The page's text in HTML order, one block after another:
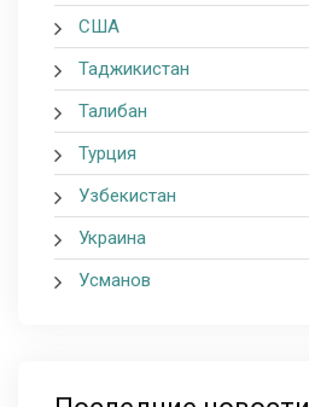
США
Таджикистан
Талибан
Турция
Узбекистан
Украина
Усманов